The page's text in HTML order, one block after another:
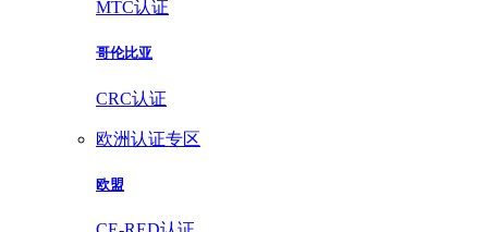
MTC认证
哥伦比亚
CRC认证
欧洲认证专区
欧盟